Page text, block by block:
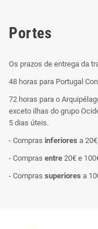
Portes
Os prazos de entrega da
48 horas para Portugal
72 horas para o
exceto ilhas do grupo
5 dias úteis.
- Compras inferiores a
- Compras entre 20€ e
- Compras superiores a